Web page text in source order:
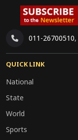
011-26700510,
QUICK LINK
National
State
World
Sports